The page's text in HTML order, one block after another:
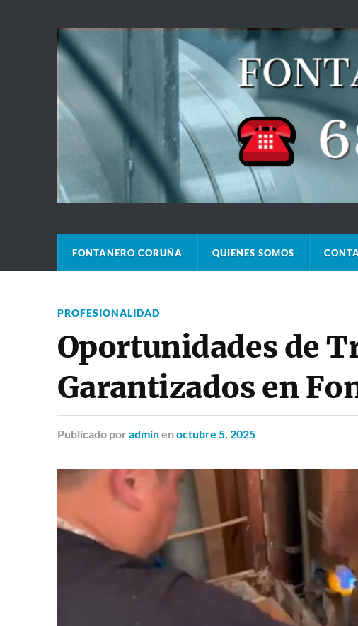
FONTANERO CORUÑA QUIENES SOMOS
PROFESIONALIDAD
Oportunidades de
Garantizados en
Publicado por adminen octubre 5, 2025